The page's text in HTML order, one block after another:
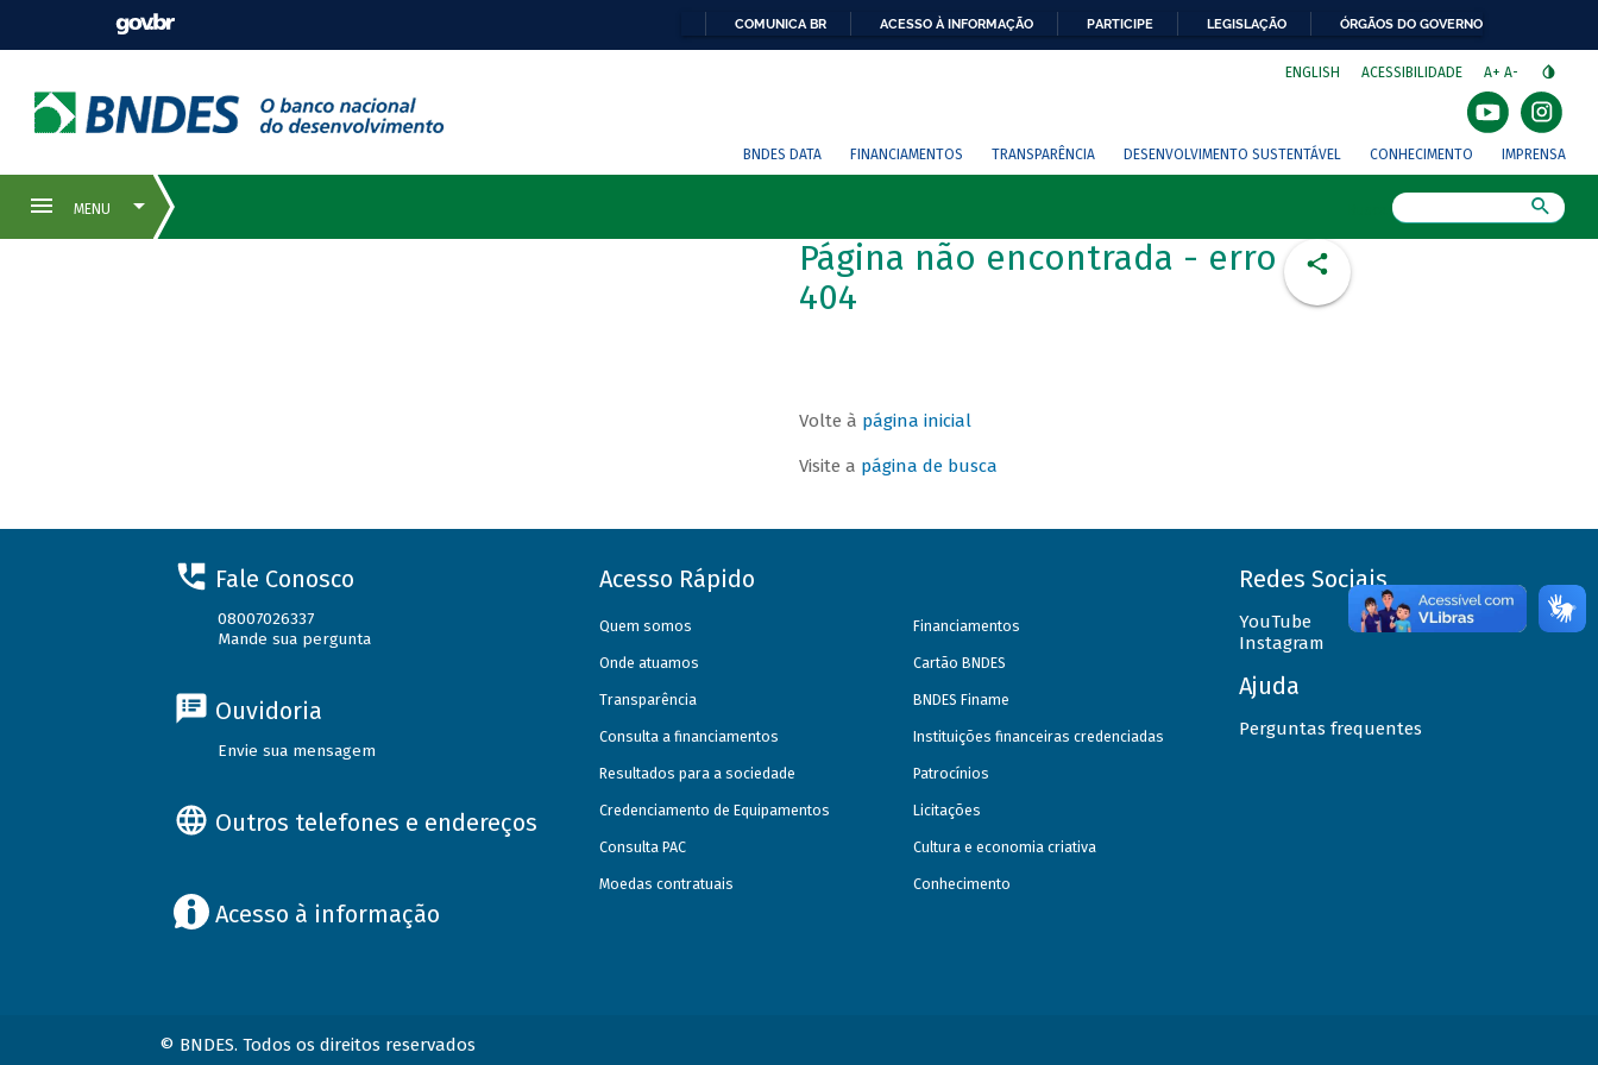
COMUNICA BR ACESSO À INFORMAÇÃO PARTICIPE LEGISLAÇÃO ÓRGÃOS DO GOVERNO
ENGLISH ACESSIBILIDADE A+ A-
BNDES DATA FINANCIAMENTOS TRANSPARÊNCIA DESENVOLVIMENTO SUSTENTÁVEL CONHECIMENTO IMPRENSA
Página não encontrada - erro
404
Volte à página inicial
Visite a página de busca
Fale Conosco
08007026337
Mande sua pergunta
Ouvidoria
Envie sua mensagem
Outros telefones e endereços
Acesso à informação
Acesso Rápido
Quem somos
Onde atuamos
Transparência
Consulta a financiamentos
Resultados para a sociedade
Credenciamento de Equipamentos
Consulta PAC
Moedas contratuais
Financiamentos
Cartão BNDES
BNDES Finame
Instituições financeiras credenciadas
Patrocínios
Licitações
Cultura e economia criativa
Conhecimento
Redes Sociais
YouTube
Instagram
Ajuda
Perguntas frequentes
© BNDES. Todos os direitos reservados